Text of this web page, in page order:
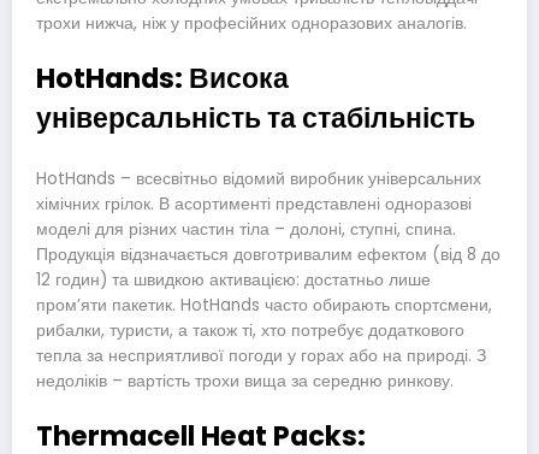
трохи нижча, ніж у професійних одноразових аналогів.
HotHands: Висока
універсальність та стабільність
HotHands – всесвітньо відомий виробник універсальних
хімічних грілок. В асортименті представлені одноразові
моделі для різних частин тіла – долоні, ступні, спина.
Продукція відзначається довготривалим ефектом (від 8 до
12 годин) та швидкою активацією: достатньо лише
пром’яти пакетик. HotHands часто обирають спортсмени,
рибалки, туристи, а також ті, хто потребує додаткового
тепла за несприятливої погоди у горах або на природі. З
недоліків – вартість трохи вища за середню ринкову.
Thermacell Heat Packs: